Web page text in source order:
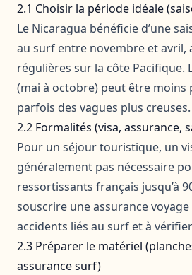
2.1 Choisir la période idéale
Le Nicaragua bénéficie d’une
au surf entre novembre et avril,
régulières sur la côte Pacifique.
(mai à octobre) peut être moins
parfois des vagues plus creuses.
2.2 Formalités (visa, assurance,
Pour un séjour touristique, un
généralement pas nécessaire
ressortissants français jusqu’à
souscrire une assurance
accidents liés au surf et à
2.3 Préparer le matériel
assurance surf)